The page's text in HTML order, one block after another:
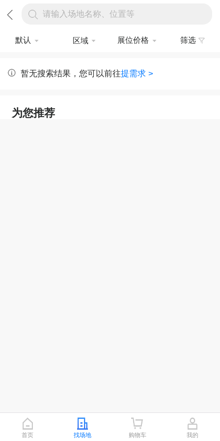
请输入场地名称、位置等
默认 区域 展位价格 筛选
暂无搜索结果，您可以前往提需求 >
为您推荐
首页 找场地 购物车 我的